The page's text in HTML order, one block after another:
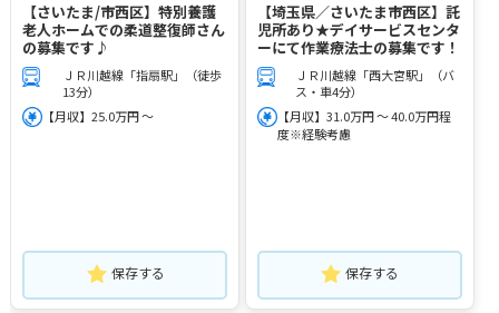
【さいたま/市西区】特別養護
老人ホームでの柔道整復師さん
の募集です♪
ＪＲ川越線「指扇駅」（徒歩
13分）
【月収】25.0万円 ～
保存する
【埼玉県／さいたま市西区】託
児所あり★デイサービスセンタ
ーにて作業療法士の募集です！
ＪＲ川越線「西大宮駅」（バ
ス・車4分）
【月収】31.0万円 ～ 40.0万円程
度※経験考慮
保存する